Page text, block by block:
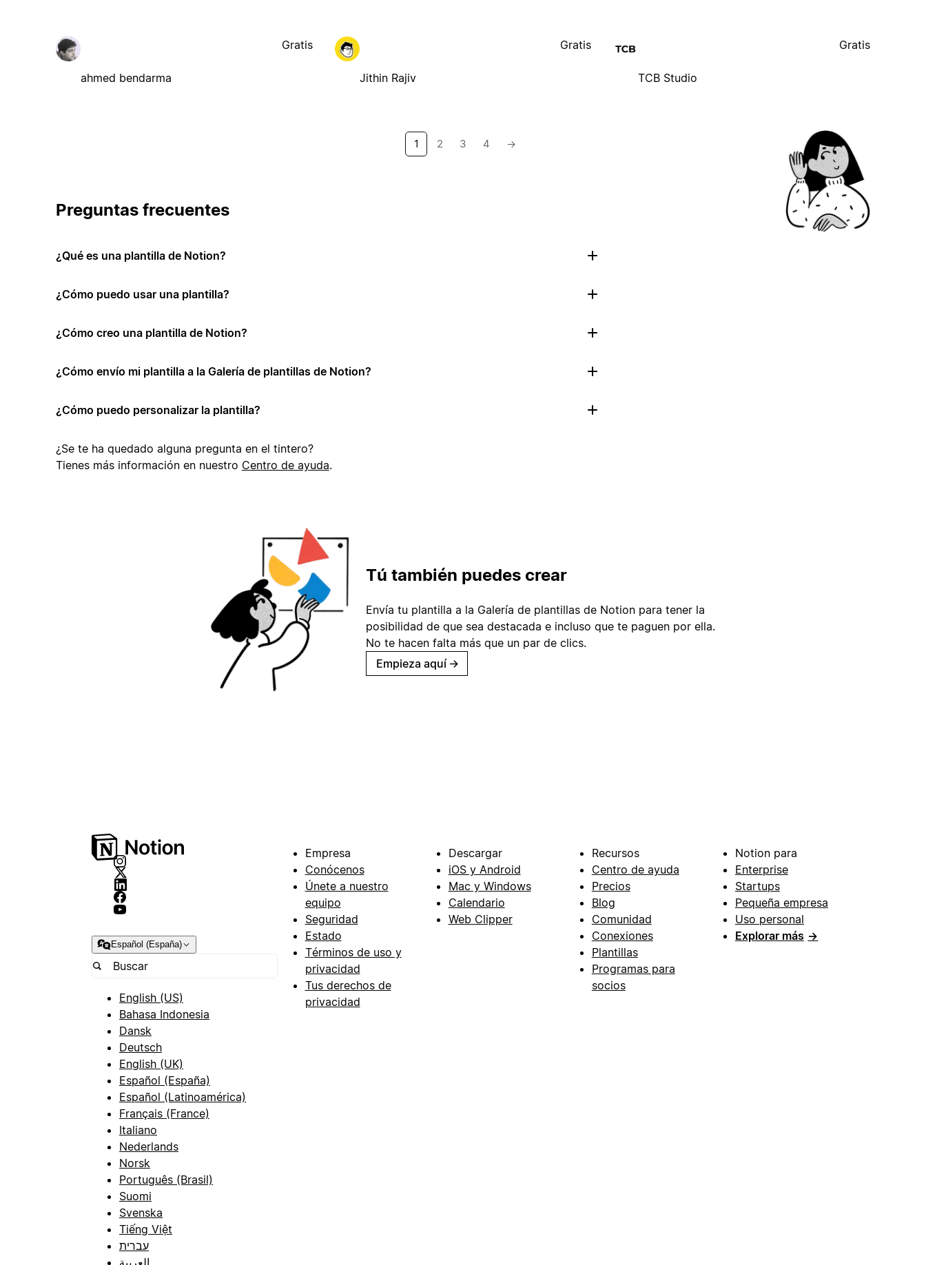
ahmed bendarma
Gratis
Jithin Rajiv
Gratis
TCB Studio
Gratis
1 2 3 4 →
Preguntas frecuentes
¿Qué es una plantilla de Notion?
¿Cómo puedo usar una plantilla?
¿Cómo creo una plantilla de Notion?
¿Cómo envío mi plantilla a la Galería de plantillas de Notion?
¿Cómo puedo personalizar la plantilla?
¿Se te ha quedado alguna pregunta en el tintero?
Tienes más información en nuestro Centro de ayuda.
Tú también puedes crear
Envía tu plantilla a la Galería de plantillas de Notion para tener la
posibilidad de que sea destacada e incluso que te paguen por ella.
No te hacen falta más que un par de clics.
Empieza aquí →
Español (España)
English (US)
Bahasa Indonesia
Dansk
Deutsch
English (UK)
Español (España)
Español (Latinoamérica)
Français (France)
Italiano
Nederlands
Norsk
Português (Brasil)
Suomi
Svenska
Tiếng Việt
עברית
العربية
Empresa
Conócenos
Únete a nuestro
equipo
Seguridad
Estado
Términos de uso y
privacidad
Tus derechos de
privacidad
Descargar
iOS y Android
Mac y Windows
Calendario
Web Clipper
Recursos
Centro de ayuda
Precios
Blog
Comunidad
Conexiones
Plantillas
Programas para
socios
Notion para
Enterprise
Startups
Pequeña empresa
Uso personal
Explorar más →